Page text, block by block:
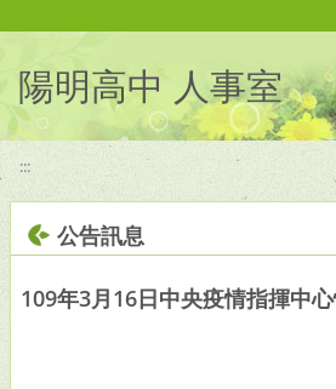
陽明高中 人事室
:::
公告訊息
109年3月16日中央疫情指揮中